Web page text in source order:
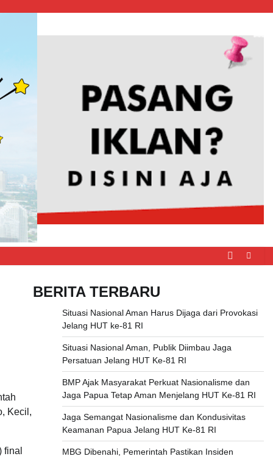
Kecil,
BERITA TERBARU
Situasi Nasional Aman Harus Dijaga dari Provokasi
Jelang HUT ke-81 RI
Situasi Nasional Aman, Publik Diimbau Jaga
Persatuan Jelang HUT Ke-81 RI
BMP Ajak Masyarakat Perkuat Nasionalisme dan
Jaga Papua Tetap Aman Menjelang HUT Ke-81 RI
Jaga Semangat Nasionalisme dan Kondusivitas
Keamanan Papua Jelang HUT Ke-81 RI
MBG Dibenahi, Pemerintah Pastikan Insiden